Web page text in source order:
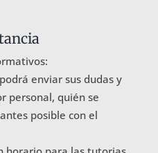
enviar sus dudas y
personal, quién se
posible con el